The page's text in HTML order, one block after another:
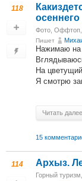
118
Фото Оффтоп
Пишет
Нажимаю на
На
Я смотрю
Читать далее
15
114 Архыз.
Горный туризм